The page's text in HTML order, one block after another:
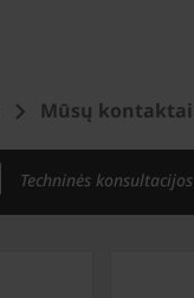
Mūsų kontaktai
Techninės konsultacijos